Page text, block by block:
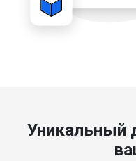
Уникальный